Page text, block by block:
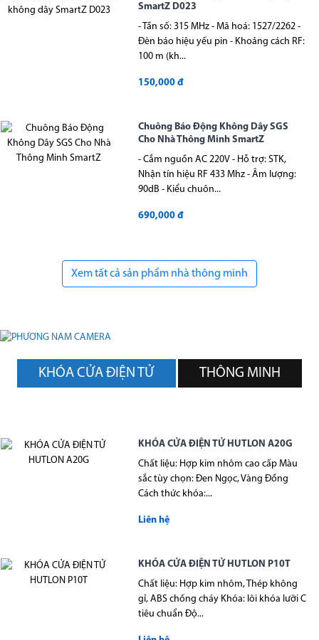
SmartZ D023
- Tần số: 315 MHz - Mã hoá: 1527/2262 -
Đèn báo hiệu yếu pin - Khoảng cách RF:
100 m (kh...
150,000 đ
Chuông Báo Động Không Dây SGS
Cho Nhà Thông Minh SmartZ
- Cắm nguồn AC 220V - Hỗ trợ: STK,
Nhận tín hiệu RF 433 Mhz - Âm lượng:
90dB - Kiểu chuôn...
690,000 đ
Xem tất cả sản phẩm nhà thông minh
KHÓA CỬA ĐIỆN TỬ THÔNG MINH
KHÓA CỬA ĐIỆN TỬ HUTLON A20G
Chất liệu: Hợp kim nhôm cao cấp Màu
sắc tùy chọn: Đen Ngọc, Vàng Đồng
Cách thức khóa:...
Liên hệ
KHÓA CỬA ĐIỆN TỬ HUTLON P10T
Chất liệu: Hợp kim nhôm, Thép không
gỉ, ABS chống cháy Khóa: lõi khóa lưỡi C
tiêu chuẩn Độ...